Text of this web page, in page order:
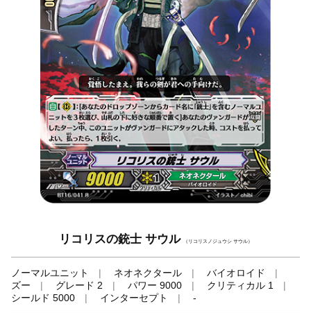
リコリスの銃士 サウル （リコリスノジュウシ サウル）
ノーマルユニット ネオネクタール
バイオロイド
ズー
グレード 2 パワー 9000
クリティカル 1
シールド 5000
インターセプト -